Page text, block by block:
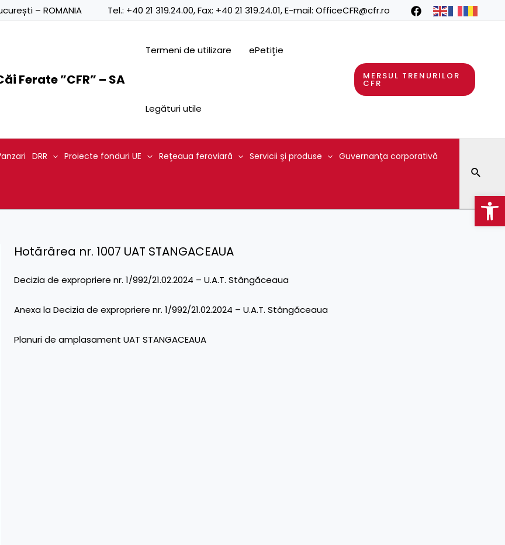
– ROMANIA Tel.: +40 21 319.24.00, Fax: +40 21 319.24.01, E-mail: OfficeCFR@cfr.ro
Ferate ”CFR” – SA
Termeni de utilizare ePetiţie
Legături utile
MERSUL TRENURILOR
CFR
DRR Proiecte fonduri UE Reţeaua feroviară Servicii şi produse Guvernanţa corporativă
Hotărârea nr. 1007 UAT STANGACEAUA
Decizia de expropriere nr. 1/992/21.02.2024 – U.A.T. Stângăceaua
Anexa la Decizia de expropriere nr. 1/992/21.02.2024 – U.A.T. Stângăceaua
Planuri de amplasament UAT STANGACEAUA